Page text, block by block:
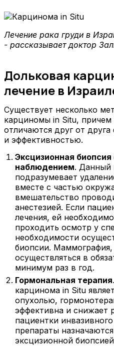
Лечение рака груди в
- рассказывает доктор
Дольковая
лечение в
Существует несколько
карциномы in Situ, причем
отличаются друг от
и эффективностью.
Эксцизионная
наблюдением. Данный
подразумевает
вместе с частью
вмешательство
анестезией. Если
лечения, ей
проходить осмотр у
необходимости
биопсии.
осуществляться в
минимум раз в год.
Гормональная терапия
карцинома in Situ
опухолью,
эффективна и снижает
пациентки
препараты
эксцизионной